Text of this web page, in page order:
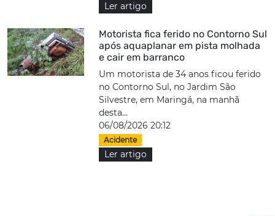
Ler artigo
Motorista fica ferido no Contorno Sul
após aquaplanar em pista molhada
e cair em barranco
Um motorista de 34 anos ficou ferido
no Contorno Sul, no Jardim São
Silvestre, em Maringá, na manhã
desta...
06/08/2026 20:12
Acidente
Ler artigo